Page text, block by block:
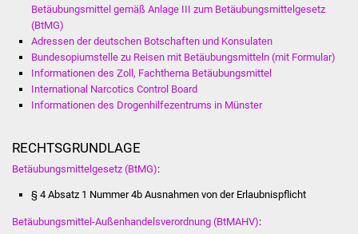
Seniorenwohn- und
Pflegeheim
Familien
Familientreff
Migration und Integration
Betäubungsmittel gemäß Anlage III zum Betäubungsmittelgesetz
(BtMG)
Adressen der deutschen Botschaften und Konsulaten
Bundesopiumstelle zu Reisen mit Betäubungsmitteln (mit Formular)
Informationen des Zoll, Fachthema Betäubungsmittel
International Narcotics Control Board
Informationen des Drogenhilfezentrums in Münster
RECHTSGRUNDLAGE
Betäubungsmittelgesetz (BtMG):
§ 4 Absatz 1 Nummer 4b Ausnahmen von der Erlaubnispflicht
Betäubungsmittel-Außenhandelsverordnung (BtMAHV):